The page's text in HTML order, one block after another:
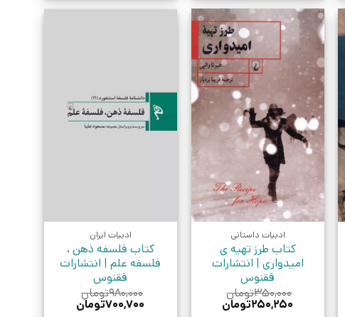
ادبیات داستانی
کتاب طرز تهیه ی
امیدواری | انتشارات
ققنوس
۳۵۰,۰۰۰تومان
قیمت
۲۵۰,۲۵۰تومانقیمت
ادبیات ایران
کتاب فلسفه ذهن ،
فلسفه علم | انتشارات
ققنوس
۹۸۰,۰۰۰تومان
قیمت
۷۰۰,۷۰۰تومانقیمت